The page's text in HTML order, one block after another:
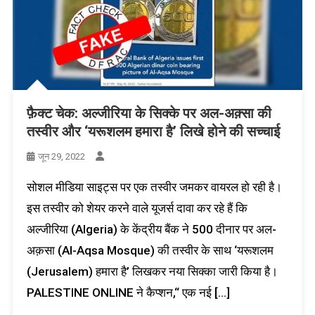
फ़ैक्ट चेक: अल्जीरिया के सिक्के पर अल-अक़्सा की
तस्वीर और ‘यरूशलम हमारा है’ लिखे होने की सच्चाई
जून 29, 2022
सोशल मीडिया साइट्स पर एक तस्वीर जमकर वायरल हो रही है।
इस तस्वीर को शेयर करने वाले यूजर्स दावा कर रहे हैं कि
अल्जीरिया (Algeria) के केंद्रीय बैंक ने 500 दीनार पर अल-
अक़सा (Al-Aqsa Mosque) की तस्वीर के साथ ‘यरूशलम
(Jerusalem) हमारा है’ लिखकर नया सिक्का जारी किया है।
PALESTINE ONLINE ने कैप्शन,“ एक नई […]